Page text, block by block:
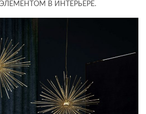
В ИНТЕРЬЕРЕ.